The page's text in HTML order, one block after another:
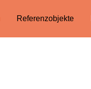
Referenzobjekte